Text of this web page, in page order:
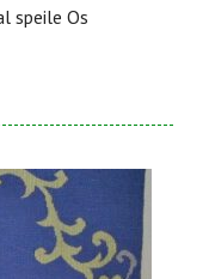
speile Os